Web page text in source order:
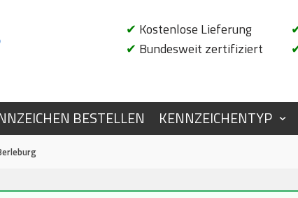
✔ Kostenlose Lieferung
✔ Bundesweit zertifiziert
BESTELLEN KENNZEICHENTYP